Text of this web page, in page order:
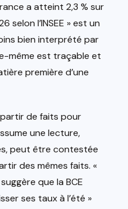
a atteint 2,3 % sur
selon l’INSEE » est un
bien interprété par
même est traçable et
première d’une
de faits pour
une lecture,
peut être contestée
des mêmes faits. «
que la BCE
ses taux à l’été »